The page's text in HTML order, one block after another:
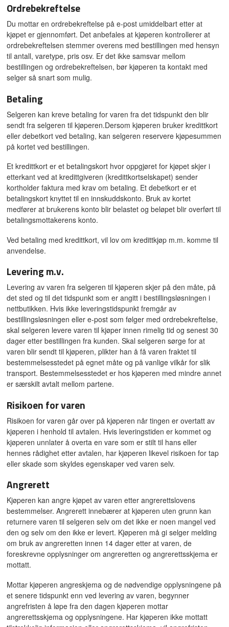
Ordrebekreftelse
Du mottar en ordrebekreftelse på e-post umiddelbart etter at
kjøpet er gjennomført. Det anbefales at kjøperen kontrollerer at
ordrebekreftelsen stemmer overens med bestillingen med hensyn
til antall, varetype, pris osv. Er det ikke samsvar mellom
bestillingen og ordrebekreftelsen, bør kjøperen ta kontakt med
selger så snart som mulig.
Betaling
Selgeren kan kreve betaling for varen fra det tidspunkt den blir
sendt fra selgeren til kjøperen.Dersom kjøperen bruker kredittkort
eller debetkort ved betaling, kan selgeren reservere kjøpesummen
på kortet ved bestillingen.
Et kredittkort er et betalingskort hvor oppgjøret for kjøpet skjer i
etterkant ved at kredittgiveren (kredittkortselskapet) sender
kortholder faktura med krav om betaling. Et debetkort er et
betalingskort knyttet til en innskuddskonto. Bruk av kortet
medfører at brukerens konto blir belastet og beløpet blir overført til
betalingsmottakerens konto.
Ved betaling med kredittkort, vil lov om kredittkjøp m.m. komme til
anvendelse.
Levering m.v.
Levering av varen fra selgeren til kjøperen skjer på den måte, på
det sted og til det tidspunkt som er angitt i bestillingsløsningen i
nettbutikken. Hvis ikke leveringstidspunkt fremgår av
bestillingsløsningen eller e-post som følger med ordrebekreftelse,
skal selgeren levere varen til kjøper innen rimelig tid og senest 30
dager etter bestillingen fra kunden. Skal selgeren sørge for at
varen blir sendt til kjøperen, plikter han å få varen fraktet til
bestemmelsesstedet på egnet måte og på vanlige vilkår for slik
transport. Bestemmelsesstedet er hos kjøperen med mindre annet
er særskilt avtalt mellom partene.
Risikoen for varen
Risikoen for varen går over på kjøperen når tingen er overtatt av
kjøperen i henhold til avtalen. Hvis leveringstiden er kommet og
kjøperen unnlater å overta en vare som er stilt til hans eller
hennes rådighet etter avtalen, har kjøperen likevel risikoen for tap
eller skade som skyldes egenskaper ved varen selv.
Angrerett
Kjøperen kan angre kjøpet av varen etter angrerettslovens
bestemmelser. Angrerett innebærer at kjøperen uten grunn kan
returnere varen til selgeren selv om det ikke er noen mangel ved
den og selv om den ikke er levert. Kjøperen må gi selger melding
om bruk av angreretten innen 14 dager etter at varen, de
foreskrevne opplysninger om angreretten og angrerettsskjema er
mottatt.
Mottar kjøperen angreskjema og de nødvendige opplysningene på
et senere tidspunkt enn ved levering av varen, begynner
angrefristen å løpe fra den dagen kjøperen mottar
angrerettsskjema og opplysningene. Har kjøperen ikke mottatt